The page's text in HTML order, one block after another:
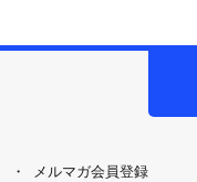
メルマガ会員登録